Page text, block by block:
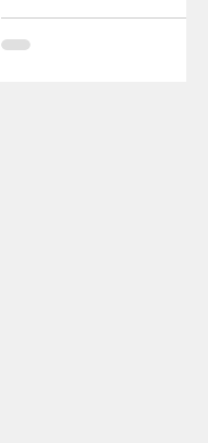
sinalizando para
o motorista